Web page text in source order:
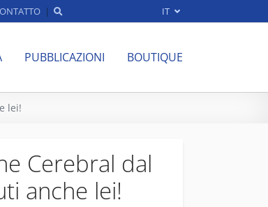
IT
PUBBLICAZIONI BOUTIQUE
lei!
Cerebral dal
anche lei!